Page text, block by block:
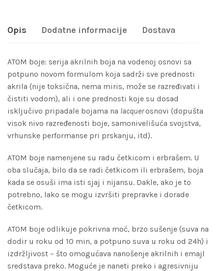
Opis Dodatne informacije Dostava
ATOM boje: serija akrilnih boja na vodenoj osnovi sa
potpuno novom formulom koja sadrži sve prednosti
akrila (nije toksična, nema miris, može se razređivati i
čistiti vodom), ali i one prednosti koje su dosad
isključivo pripadale bojama na lacquerosnovi (dopušta
visok nivo razređenosti boje, samonivelišuća svojstva,
vrhunske performanse pri prskanju, itd).
ATOM boje namenjene su radu četkicom i erbrašem. U
oba slučaja, bilo da se radi četkicom ili erbrašem, boja
kada se osuši ima isti sjaj i nijansu. Dakle, ako je to
potrebno, lako se mogu izvršiti prepravke i dorade
četkicom.
ATOM boje odlikuje pokrivna moć, brzo sušenje (suva na
dodir u roku od 10 min, a potpuno suva u roku od 24h) i
izdržljivost – što omogućava nanošenje akrilnih i emajl
sredstava preko. Moguće je naneti preko i agresivniju